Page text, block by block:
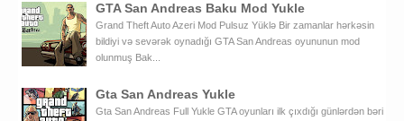
GTA San Andreas Baku Mod Yukle
Grand Theft Auto Azeri Mod Pulsuz Yüklə Bir zamanlar hərkəsin
bildiyi və sevərək oynadığı GTA San Andreas oyununun mod
olunmuş Bak...
Gta San Andreas Yukle
Gta San Andreas Full Yukle GTA oyunları ilk çıxdığı günlərdən bəri